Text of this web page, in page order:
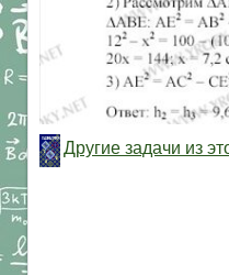
Другие задачи из